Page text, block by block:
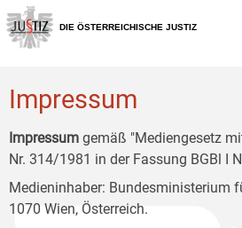
Zur
Hauptnavigation
[1]
Zum
Inhalt
[2]
Zum
Untermenü
[3]
DIE ÖSTERREICHISCHE JUSTIZ
Impressum
Impressum gemäß "Mediengesetz
Nr. 314/1981 in der Fassung BGBl I
Medieninhaber: Bundesministerium
1070 Wien, Österreich.